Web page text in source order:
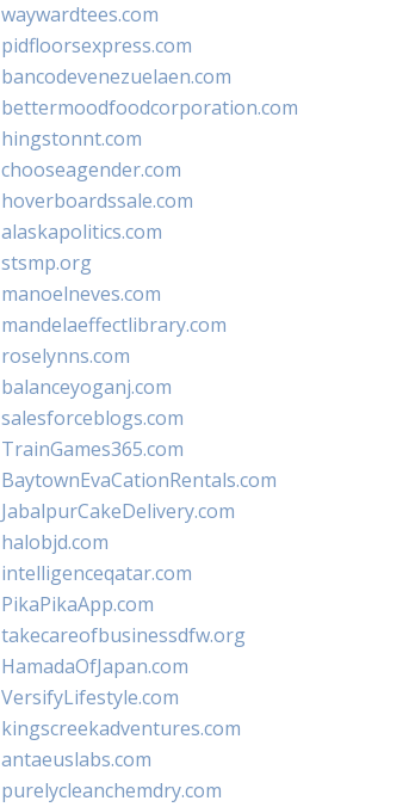
waywardtees.com
pidfloorsexpress.com
bancodevenezuelaen.com
bettermoodfoodcorporation.com
hingstonnt.com
chooseagender.com
hoverboardssale.com
alaskapolitics.com
stsmp.org
manoelneves.com
mandelaeffectlibrary.com
roselynns.com
balanceyoganj.com
salesforceblogs.com
TrainGames365.com
BaytownEvaCationRentals.com
JabalpurCakeDelivery.com
halobjd.com
intelligenceqatar.com
PikaPikaApp.com
takecareofbusinessdfw.org
HamadaOfJapan.com
VersifyLifestyle.com
kingscreekadventures.com
antaeuslabs.com
purelycleanchemdry.com